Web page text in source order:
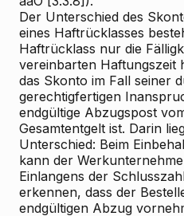
Der Unterschied des
eines Haftrücklasses
Haftrücklass nur die
vereinbarten Haftungszeit
das Skonto im Fall seiner
gerechtigfertigen
endgültige Abzugspost
Gesamtentgelt ist. Darin
Unterschied: Beim
kann der
Einlangens der
erkennen, dass der
endgültigen Abzug